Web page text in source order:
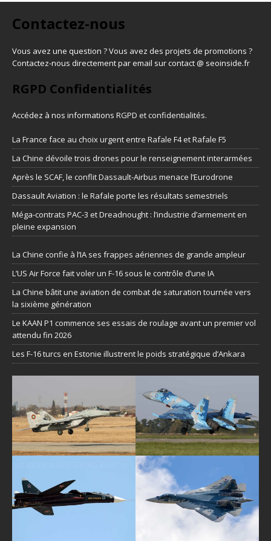
Contactez-nous
Vous avez une question ? Vous avez des projets de promotions ?
Contactez-nous directement par email sur contact @ seoinside.fr
RGPD Confidentialités
Accédez à nos informations RGPD et confidentialités.
La France face au choix urgent entre Rafale F4 et Rafale F5
La Chine dévoile trois drones pour le renseignement interarmées
Après le SCAF, le conflit Dassault-Airbus menace l’Eurodrone
Dassault Aviation : le Rafale porte les résultats semestriels
Méga-contrats PAC-3 et Dreadnought : l’industrie d’armement en
pleine expansion
La Chine confie à l’IA ses frappes aériennes de grande ampleur
L’US Air Force fait voler un F-16 sous le contrôle d’une IA
La Chine bâtit une aviation de combat de saturation tournée vers
la sixième génération
Le KAAN P1 commence ses essais de roulage avant un premier vol
attendu fin 2026
Les F-16 turcs en Estonie illustrent le poids stratégique d’Ankara